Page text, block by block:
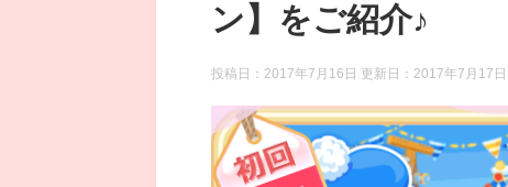
ン】をご紹介♪
投稿日：2017年7月16日 更新日： 2017年7月17日